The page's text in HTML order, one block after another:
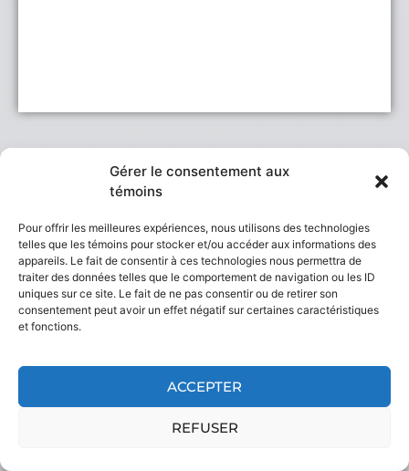
Gérer le consentement aux
témoins
Pour offrir les meilleures expériences, nous utilisons des technologies
telles que les témoins pour stocker et/ou accéder aux informations des
appareils. Le fait de consentir à ces technologies nous permettra de
traiter des données telles que le comportement de navigation ou les ID
uniques sur ce site. Le fait de ne pas consentir ou de retirer son
consentement peut avoir un effet négatif sur certaines caractéristiques
et fonctions.
ACCEPTER
REFUSER
Partenaires financiers